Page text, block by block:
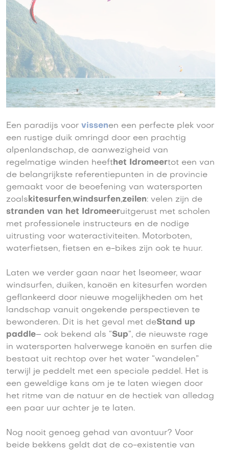
Een paradijs voor vissenen een perfecte plek voor
een rustige duik omringd door een prachtig
alpenlandschap, de aanwezigheid van
regelmatige winden heefthet Idromeertot een van
de belangrijkste referentiepunten in de provincie
gemaakt voor de beoefening van watersporten
zoalskitesurfen,windsurfen,zeilen: velen zijn de
stranden van het Idromeeruitgerust met scholen
met professionele instructeurs en de nodige
uitrusting voor wateractiviteiten. Motorboten,
waterfietsen, fietsen en e-bikes zijn ook te huur.
Laten we verder gaan naar het Iseomeer, waar
windsurfen, duiken, kanoën en kitesurfen worden
geflankeerd door nieuwe mogelijkheden om het
landschap vanuit ongekende perspectieven te
bewonderen. Dit is het geval met deStand up
paddle– ook bekend als “Sup“, de nieuwste rage
in watersporten halverwege kanoën en surfen die
bestaat uit rechtop over het water “wandelen”
terwijl je peddelt met een speciale peddel. Het is
een geweldige kans om je te laten wiegen door
het ritme van de natuur en de hectiek van alledag
een paar uur achter je te laten.
Nog nooit genoeg gehad van avontuur? Voor
beide bekkens geldt dat de co-existentie van